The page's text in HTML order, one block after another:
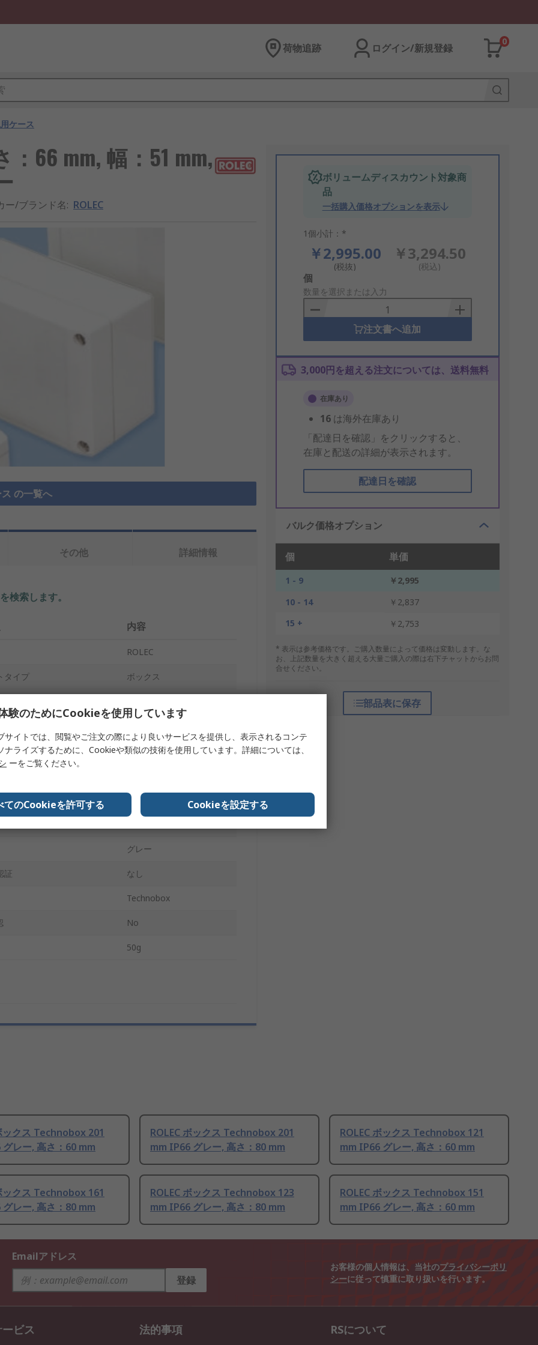
荷物追跡 ログイン/新規登録
0
ケース
：66 mm, 幅：51 mm,
ー/ブランド名: ROLEC
の一覧へ
ボリュームディスカウント対象商
品
一括購入価格オプションを表示
1個小計：*
￥2,995.00
(税抜)
￥3,294.50
(税込)
Add
to
Basket
個
数量を選択または入力
注文書へ追加
3,000円を超える注文については、送料無料
在庫あり
16 は海外在庫あり
「配達日を確認」をクリックすると、
在庫と配送の詳細が表示されます。
配達日を確認
バルク価格オプション
個 単価
1 - 9
￥2,995
10 - 14
￥2,837
15 +
￥2,753
* 表示は参考価格です。ご購入数量によって価格は変動します。な
お、上記数量を大きく超える大量ご購入の際は右下チャットからお問
合せください。
部品表に保存
その他 詳細情報
検索します。
内容
ROLEC
タイプ ボックス
51mm
IP66
グレー
証 なし
Technobox
No
50g
ックス Technobox 201
レー, 高さ：60 mm
ROLEC ボックス Technobox 201
mm IP66 グレー, 高さ：80 mm
ROLEC ボックス Technobox 121
mm IP66 グレー, 高さ：60 mm
ックス Technobox 161
レー, 高さ：80 mm
ROLEC ボックス Technobox 123
mm IP66 グレー, 高さ：80 mm
ROLEC ボックス Technobox 151
mm IP66 グレー, 高さ：60 mm
Emailアドレス
登録
お客様の個人情報は、当社のプライバシーポリ
シーに従って慎重に取り扱いを行います。
ビス 法的事項 RSについて
験のためにCookieを使用しています
サイトでは、閲覧やご注文の際により良いサービスを提供し、表示されるコンテ
ナライズするために、Cookieや類似の技術を使用しています。詳細については、
ーをご覧ください。
てのCookieを許可する Cookieを設定する